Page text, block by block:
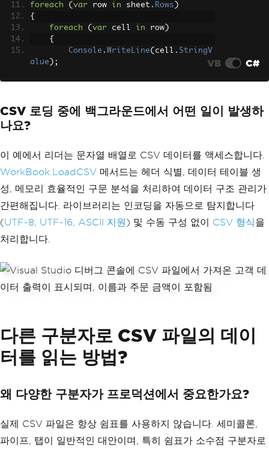
foreach
( var row in sheet . Rows )
{
foreach
( var cell in row )
{
Console . WriteLine( cell . StringV
alue );
// Apply aggregate functions
decimal total sheet[ "B:B" ]. Sum ();
VB C#
CSV 로딩 중에 백그라운드에서 어떤 일이 발생하
나요?
이 예에서 리더는 문자열 배열로 CSV 데이터를 액세스합니다.
WorkBook.LoadCSV 메서드는 헤더 식별, 데이터 테이블 생
성, 메모리 효율적인 구문 분석을 처리하여 데이터 구조 관리가
간편해집니다. 라이브러리는 인코딩을 자동으로 탐지합니다
(UTF-8, UTF-16, ASCII 지원 ) 및 수동 구성 없이 CSV 형식을
처리합니다.
다른 구분자로 CSV 파일의 데이
터를 읽는 방법?
왜 다양한 구분자가 프로덕션에서 중요한가요?
실제 CSV 파일은 항상 쉼표를 사용하지 않습니다. 세미콜론,
파이프, 탭이 일반적인 대안이며, 특히 쉼표가 소수점 구분자로